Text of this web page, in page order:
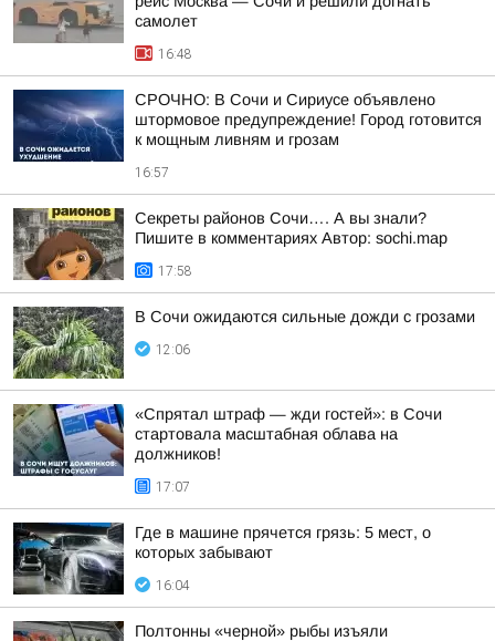
самолет
16:48
СРОЧНО: В Сочи и Сириусе объявлено
штормовое предупреждение! Город готовится
к мощным ливням и грозам
16:57
Секреты районов Сочи…. А вы знали?
Пишите в комментариях Автор: sochi.map
17:58
В Сочи ожидаются сильные дожди с грозами
12:06
«Спрятал штраф — жди гостей»: в Сочи
стартовала масштабная облава на
должников!
17:07
Где в машине прячется грязь: 5 мест, о
которых забывают
16:04
Полтонны «черной» рыбы изъяли